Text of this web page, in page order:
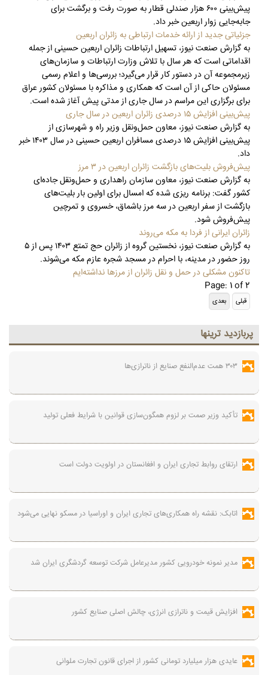
پیش‌بینی ۶۰۰ هزار صندلی قطار به صورت رفت و برگشت برای
جابه‌جایی زوار اربعین خبر داد.
جزئیاتی جدید از ارائه خدمات ارتباطی به زائران اربعین
به گزارش صنعت نیوز، تسهیل ارتباطات زائران اربعین حسینی از جمله
اقداماتی است که هر سال با تلاش وزارت ارتباطات و سازمان‌های
زیرمجموعه آن در دستور کار قرار می‌گیرد؛ بررسی‌ها و اعلام رسمی
مسئولان حاکی از آن است که همکاری و مذاکره با مسئولان کشور عراق
برای برگزاری این مراسم در سال جاری از مدتی پیش آغاز شده است.
پیش‌بینی افزایش ۱۵ درصدی زائران اربعین در سال جاری
به گزارش صنعت نیوز، معاون حمل‌ونقل وزیر راه و شهرسازی از
پیش‌بینی افزایش ۱۵ درصدی مسافران اربعین حسینی در سال ۱۴۰۳ خبر
داد.
پیش‌فروش بلیت‌های بازگشت زائران اربعین در ۳ مرز
به گزارش صنعت نیوز، معاون سازمان راهداری و حمل‌ونقل جاده‌ای
کشور گفت: برنامه ریزی شده که امسال برای اولین بار بلیت‌های
بازگشت از سفر اربعین در سه مرز باشماق، خسروی و تمرچین
پیش‌فروش شود.
زائران ایرانی از فردا به مکه می‌روند
به گزارش صنعت نیوز، نخستین گروه از زائران حج تمتع ۱۴۰۳ پس از ۵
روز حضور در مدینه، با احرام در مسجد شجره عازم مکه می‌شوند.
تاکنون مشکلی در حمل و نقل زائران از مرزها نداشته‌ایم
Page: 1 of 2
پربازديد ترينها
۳۰۳ همت عدم‌النفع صنایع از ناترازی‌ها
تأکید وزیر صمت بر لزوم همگون‌سازی قوانین با شرایط فعلی تولید
ارتقای روابط تجاری ایران و افغانستان در اولویت دولت است
اتابک: نقشه راه همکاری‌های تجاری ایران و اوراسیا در مسکو نهایی می‌شود
مدیر نمونه خودرویی کشور مدیرعامل شرکت توسعه گردشگری ایران شد
افزایش قیمت و ناترازی انرژی، چالش اصلی صنایع کشور
عایدی هزار میلیارد تومانی کشور از اجرای قانون تجارت ملوانی